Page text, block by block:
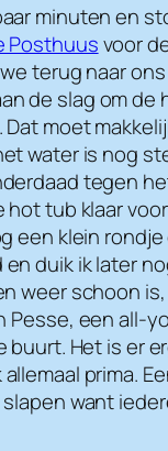
minuten en
Posthuusvoor
terug naar
de slag om de
moet
water is nog
tegen
hot tub klaar
een klein
duik ik later
weer schoon
Pesse, een all-
buurt. Het is er
prima.
want